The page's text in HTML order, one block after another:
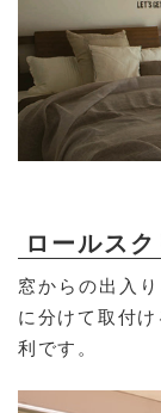
ロールス
窓からの出入
に分けて取付
利です。